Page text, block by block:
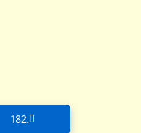
Næste artikel: 182.
182.